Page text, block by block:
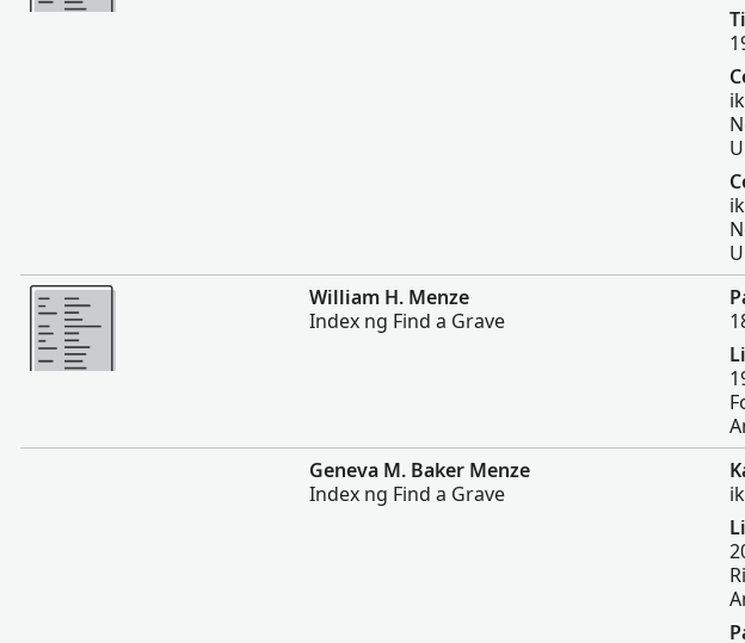
Magpakita ng mas marami
William H. Menze
Index ng Find a Grave
Geneva M. Baker Menze
Index ng Find a Grave